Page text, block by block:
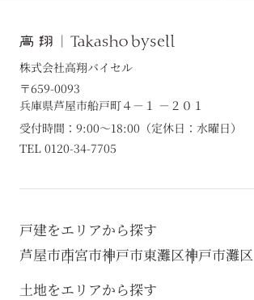
株式会社高翔バイセル
〒659-0093
兵庫県芦屋市船戸町４－１ －２０１
受付時間：9:00～18:00（定休日：水曜日）
TEL 0120-34-7705
戸建をエリアから探す
芦屋市西宮市神戸市東灘区神戸市灘区
土地をエリアから探す